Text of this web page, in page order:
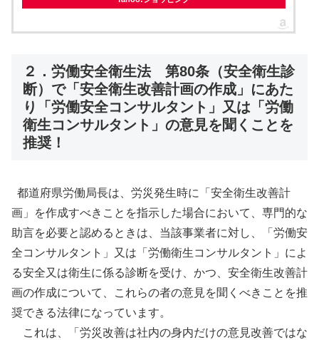
２．労働安全衛生法 第80条（安全衛生診
断）で「安全衛生改善計画の作成」にあた
り「労働安全コンサルタント」又は「労働
衛生コンサルタント」の意見を聞くことを
推奨！
都道府県労働局長は、労災発生時に「安全衛生改善計
画」を作成すべきことを指示した場合において、専門的な
助言を必要と認めるときは、当該事業者に対し、「労働安
全コンサルタント」又は「労働衛生コンサルタント」によ
る安全又は衛生に係る診断を受け、かつ、安全衛生改善計
画の作成について、これらの者の意見を聞くべきことを推
奨できる法律になっています。
これは、「労災改善は社内の身内だけの意見改善ではな